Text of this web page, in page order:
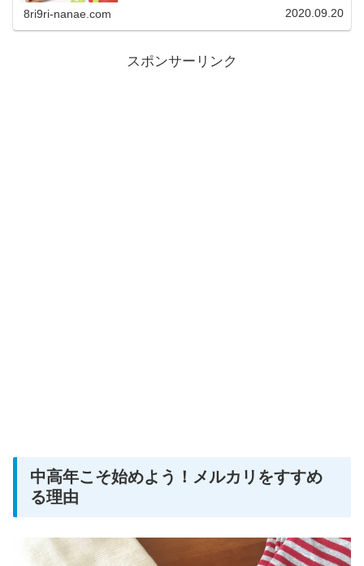
^ω^）1日もったいなかったな～。映画館も行きたい...
8ri9ri-nanae.com 2020.09.20
スポンサーリンク
中高年こそ始めよう！メルカリをすすめ
る理由